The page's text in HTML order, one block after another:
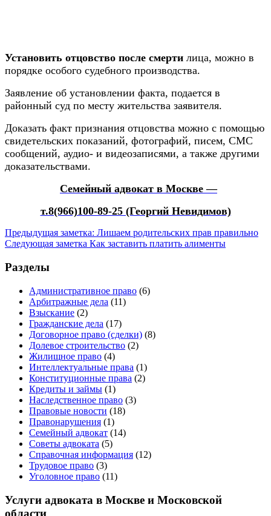
Установить отцовство после смерти лица, можно в
порядке особого судебного производства.
Заявление об установлении факта, подается в
районный суд по месту жительства заявителя.
Доказать факт признания отцовства можно с помощью
свидетельских показаний, фотографий, писем, СМС
сообщений, аудио- и видеозаписями, а также другими
доказательствами.
Семейный адвокат в Москве —
т.8(966)100-89-25 (Георгий Невидимов)
Предыдущая заметка: Лишаем родительских прав правильно
Следующая заметка Как заставить платить алименты
Разделы
Административное право (6)
Арбитражные дела (11)
Взыскание (2)
Гражданские дела (17)
Договорное право (сделки) (8)
Долевое строительство (2)
Жилищное право (4)
Интеллектуальные права (1)
Конституционные права (2)
Кредиты и займы (1)
Наследственное право (3)
Правовые новости (18)
Правонарушения (1)
Семейный адвокат (14)
Советы адвоката (5)
Справочная информация (12)
Трудовое право (3)
Уголовное право (11)
Услуги адвоката в Москве и Московской
области